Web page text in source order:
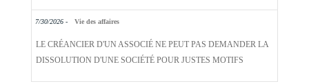
7/30/2026 - Vie des affaires
LE CRÉANCIER D'UN ASSOCIÉ NE PEUT PAS DEMANDER LA
DISSOLUTION D'UNE SOCIÉTÉ POUR JUSTES MOTIFS